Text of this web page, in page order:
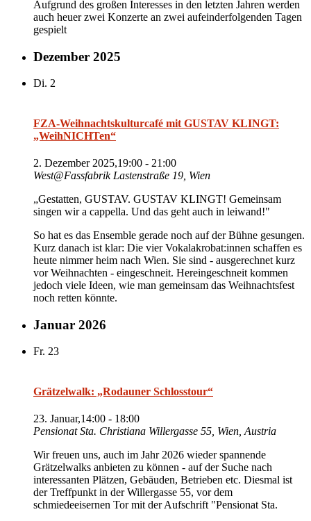
Aufgrund des großen Interesses in den letzten Jahren werden
auch heuer zwei Konzerte an zwei aufeinderfolgenden Tagen
gespielt
Dezember 2025
Di. 2
FZA-Weihnachtskulturcafé mit GUSTAV KLINGT:
„WeihNICHTen“
2. Dezember 2025,19:00 - 21:00
West@Fassfabrik Lastenstraße 19, Wien
„Gestatten, GUSTAV. GUSTAV KLINGT! Gemeinsam
singen wir a cappella. Und das geht auch in leiwand!"
So hat es das Ensemble gerade noch auf der Bühne gesungen.
Kurz danach ist klar: Die vier Vokalakrobat:innen schaffen es
heute nimmer heim nach Wien. Sie sind - ausgerechnet kurz
vor Weihnachten - eingeschneit. Hereingeschneit kommen
jedoch viele Ideen, wie man gemeinsam das Weihnachtsfest
noch retten könnte.
Januar 2026
Fr. 23
Grätzelwalk: „Rodauner Schlosstour“
23. Januar,14:00 - 18:00
Pensionat Sta. Christiana Willergasse 55, Wien, Austria
Wir freuen uns, auch im Jahr 2026 wieder spannende
Grätzelwalks anbieten zu können - auf der Suche nach
interessanten Plätzen, Gebäuden, Betrieben etc. Diesmal ist
der Treffpunkt in der Willergasse 55, vor dem
schmiedeeisernen Tor mit der Aufschrift "Pensionat Sta.